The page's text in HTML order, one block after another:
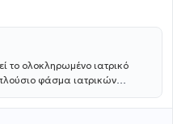
το ολοκληρωμένο ιατρικό
φάσμα ιατρικών
κυστεοσκόπησης, τη